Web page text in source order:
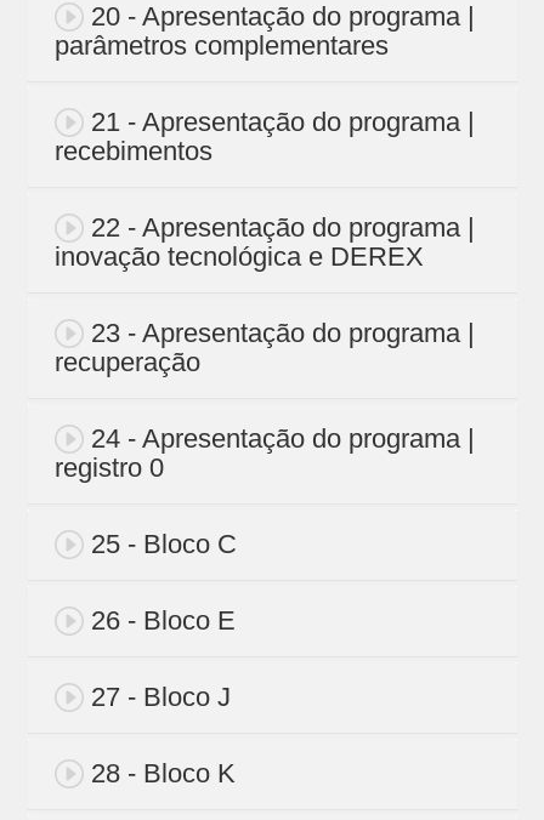
20 - Apresentação do programa |
parâmetros complementares
21 - Apresentação do programa |
recebimentos
22 - Apresentação do programa |
inovação tecnológica e DEREX
23 - Apresentação do programa |
recuperação
24 - Apresentação do programa |
registro 0
25 - Bloco C
26 - Bloco E
27 - Bloco J
28 - Bloco K